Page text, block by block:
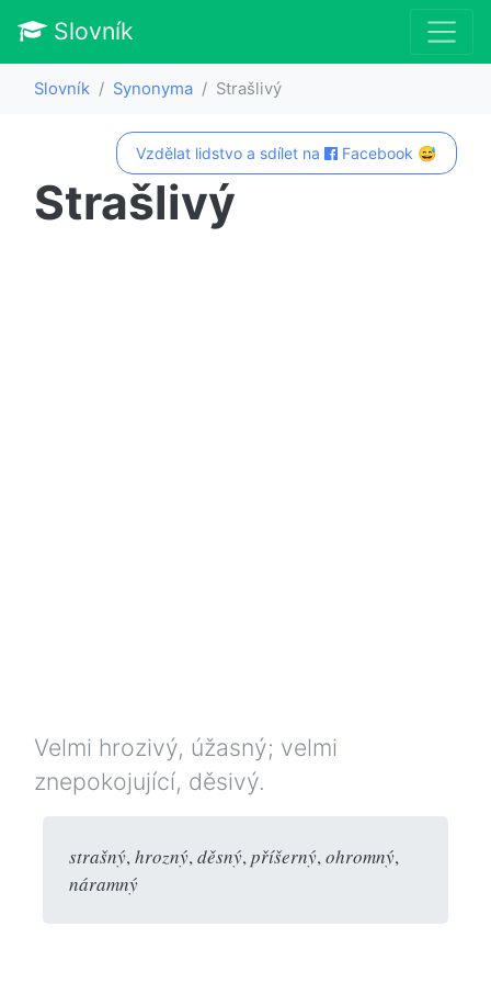
Slovník
Slovník Synonyma Strašlivý
Vzdělat lidstvo a sdílet na Facebook 😅
Strašlivý
Velmi hrozivý, úžasný; velmi
znepokojující, děsivý.
strašný,hrozný,děsný,příšerný,ohromný,
náramný